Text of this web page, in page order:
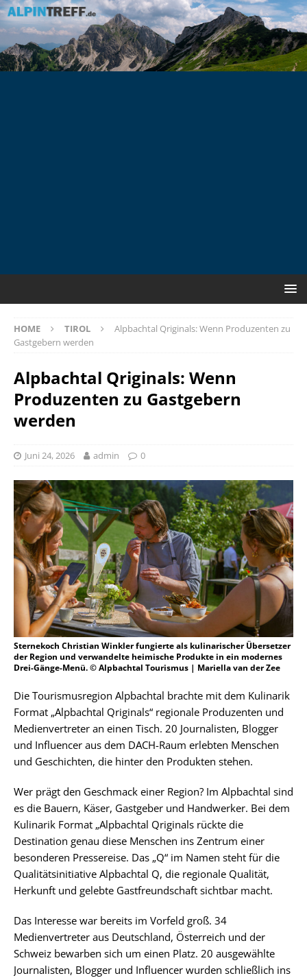
HOME TIROL
Alpbachtal Qriginals: Wenn Produzenten zu
Gastgebern werden
Alpbachtal Qriginals: Wenn
Produzenten zu Gastgebern
werden
Juni 24, 2026 admin 0
Sternekoch Christian Winkler fungierte als kulinarischer Übersetzer
der Region und verwandelte heimische Produkte in ein modernes
Drei-Gänge-Menü. © Alpbachtal Tourismus | Mariella van der Zee
Die Tourismusregion Alpbachtal brachte mit dem Kulinarik
Format „Alpbachtal Qriginals“ regionale Produzenten und
Medienvertreter an einen Tisch. 20 Journalisten, Blogger
und Influencer aus dem DACH-Raum erlebten Menschen
und Geschichten, die hinter den Produkten stehen.
Wer prägt den Geschmack einer Region? Im Alpbachtal sind
es die Bauern, Käser, Gastgeber und Handwerker. Bei dem
Kulinarik Format „Alpbachtal Qriginals rückte die
Destination genau diese Menschen ins Zentrum einer
besonderen Pressereise. Das „Q“ im Namen steht für die
Qualitätsinitiative Alpbachtal Q, die regionale Qualität,
Herkunft und gelebte Gastfreundschaft sichtbar macht.
Das Interesse war bereits im Vorfeld groß. 34
Medienvertreter aus Deutschland, Österreich und der
Schweiz bewarben sich um einen Platz. 20 ausgewählte
Journalisten, Blogger und Influencer wurden schließlich ins